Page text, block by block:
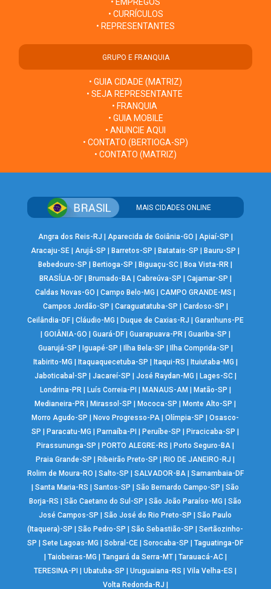
• CURRÍCULOS
• REPRESENTANTES
GRUPO E FRANQUIA
• GUIA CIDADE (MATRIZ)
• SEJA REPRESENTANTE
• FRANQUIA
• GUIA MOBILE
• ANUNCIE AQUI
• CONTATO (BERTIOGA-SP)
• CONTATO (MATRIZ)
MAIS CIDADES ONLINE
Angra dos Reis-RJ | Aparecida de Goiânia-GO | Apiaí-SP |
Aracaju-SE | Arujá-SP |Barretos-SP |Batatais-SP |Bauru-SP |
Bebedouro-SP |Bertioga-SP |Biguaçu-SC |Boa Vista-RR |
BRASÍLIA-DF| Brumado-BA| Cabreúva-SP | Cajamar-SP |
Caldas Novas-GO |Campo Belo-MG |CAMPO GRANDE-MS |
Campos Jordão-SP | Caraguatatuba-SP | Cardoso-SP |
Ceilândia-DF| Cláudio-MG | Duque de Caxias-RJ | Garanhuns-PE
| GOIÂNIA-GO | Guará-DF| Guarapuava-PR | Guariba-SP |
Guarujá-SP | Iguapé-SP | Ilha Bela-SP | Ilha Comprida-SP |
Itabirito-MG | Itaquaquecetuba-SP | Itaqui-RS | Ituiutaba-MG |
Jaboticabal-SP | Jacareí-SP | José Raydan-MG | Lages-SC|
Londrina-PR | Luís Correia-PI | MANAUS-AM | Matão-SP |
Medianeira-PR |Mirassol-SP |Mococa-SP |Monte Alto-SP |
Morro Agudo-SP |Novo Progresso-PA |Olímpia-SP |Osasco-
SP |Paracatu-MG |Parnaíba-PI |Peruíbe-SP |Piracicaba-SP |
Pirassununga-SP |PORTO ALEGRE-RS |Porto Seguro-BA |
Praia Grande-SP |Ribeirão Preto-SP |RIO DE JANEIRO-RJ |
Rolim de Moura-RO | Salto-SP | SALVADOR-BA| Samambaia-DF
|Santa Maria-RS |Santos-SP |São Bernardo Campo-SP |São
Borja-RS |São Caetano do Sul-SP |São João Paraíso-MG |São
José Campos-SP |São José do Rio Preto-SP |São Paulo
(Itaquera)-SP |São Pedro-SP |São Sebastião-SP |Sertãozinho-
SP |Sete Lagoas-MG |Sobral-CE |Sorocaba-SP |Taguatinga-DF
| Taiobeiras-MG | Tangará da Serra-MT| Tarauacá-AC|
TERESINA-PI |Ubatuba-SP |Uruguaiana-RS |Vila Velha-ES |
Volta Redonda-RJ |